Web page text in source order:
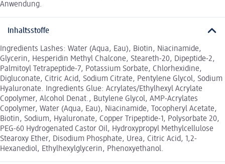
Anwendung.
Inhaltsstoffe
Ingredients Lashes: Water (Aqua, Eau), Biotin, Niacinamide,
Glycerin, Hesperidin Methyl Chalcone, Steareth-20, Dipeptide-2,
Palmitoyl Tetrapeptide-7, Potassium Sorbate, Chlorhexidine,
Digluconate, Citric Acid, Sodium Citrate, Pentylene Glycol, Sodium
Hyaluronate. Ingredients Glue: Acrylates/Ethylhexyl Acrylate
Copolymer, Alcohol Denat., Butylene Glycol, AMP-Acrylates
Copolymer, Water (Aqua, Eau), Niacinamide, Tocopheryl Acetate,
Biotin, Sodium, Hyaluronate, Copper Tripeptide-1, Polysorbate 20,
PEG-60 Hydrogenated Castor Oil, Hydroxypropyl Methylcellulose
Stearoxy Ether, Disodium Phosphate, Urea, Citric Acid, 1,2-
Hexanediol, Ethylhexylglycerin, Phenoxyethanol.